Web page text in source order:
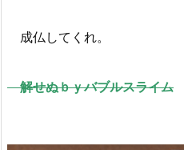
成仏してくれ。
解せぬｂｙバブルスライム